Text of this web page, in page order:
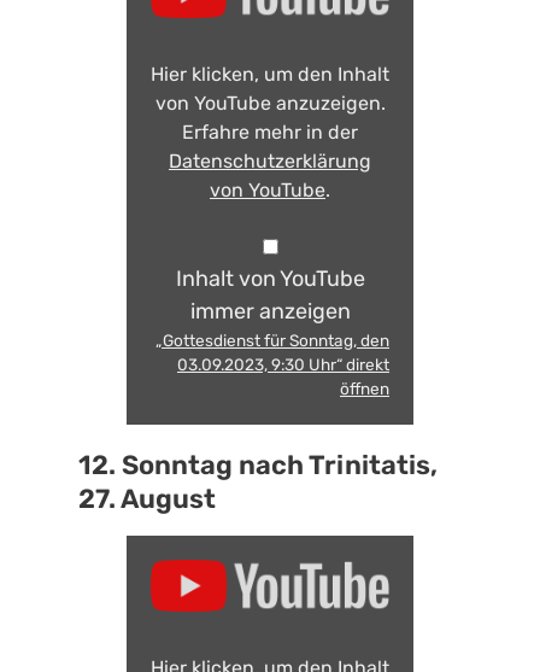
Hier klicken, um den Inhalt
von YouTube anzuzeigen.
Erfahre mehr in der
Datenschutzerklärung
von YouTube.
Inhalt von YouTube
immer anzeigen
„Gottesdienst für Sonntag, den
03.09.2023, 9:30 Uhr“ direkt
öffnen
12. Sonntag nach Trinitatis,
27. August